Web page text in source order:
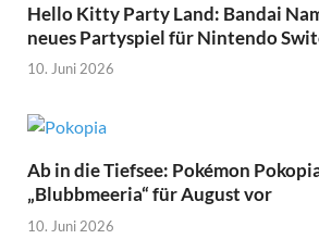
Hello Kitty Party Land: Bandai
neues Partyspiel für Nintendo
10. Juni 2026
Ab in die Tiefsee: Pokémon
„Blubbmeeria“ für August vor
10. Juni 2026